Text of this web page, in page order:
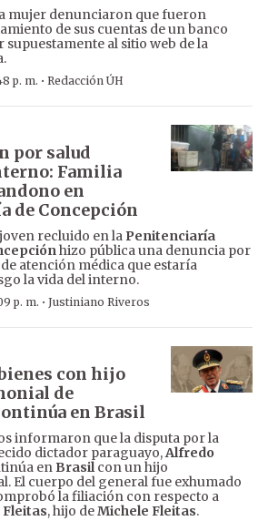
mujer denunciaron que fueron
de sus cuentas de un banco
supuestamente al sitio web de la
p. m. · Redacción ÚH
por salud
Familia
en
de Concepción
recluido en la Penitenciaría
hizo pública una denuncia por
atención médica que estaría
la vida del interno.
p. m. · Justiniano Riveros
con hijo
de
en Brasil
informaron que la disputa por la
dictador paraguayo,Alfredo
en Brasilcon un hijo
El cuerpo del general fue exhumado
la filiación con respecto a
, hijo deMichele Fleitas.